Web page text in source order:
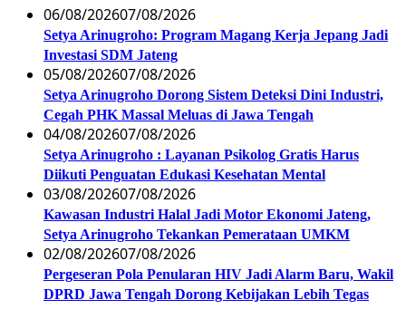
06/08/202607/08/2026
Setya Arinugroho: Program Magang Kerja Jepang Jadi
Investasi SDM Jateng
05/08/202607/08/2026
Setya Arinugroho Dorong Sistem Deteksi Dini Industri,
Cegah PHK Massal Meluas di Jawa Tengah
04/08/202607/08/2026
Setya Arinugroho : Layanan Psikolog Gratis Harus
Diikuti Penguatan Edukasi Kesehatan Mental
03/08/202607/08/2026
Kawasan Industri Halal Jadi Motor Ekonomi Jateng,
Setya Arinugroho Tekankan Pemerataan UMKM
02/08/202607/08/2026
Pergeseran Pola Penularan HIV Jadi Alarm Baru, Wakil
DPRD Jawa Tengah Dorong Kebijakan Lebih Tegas